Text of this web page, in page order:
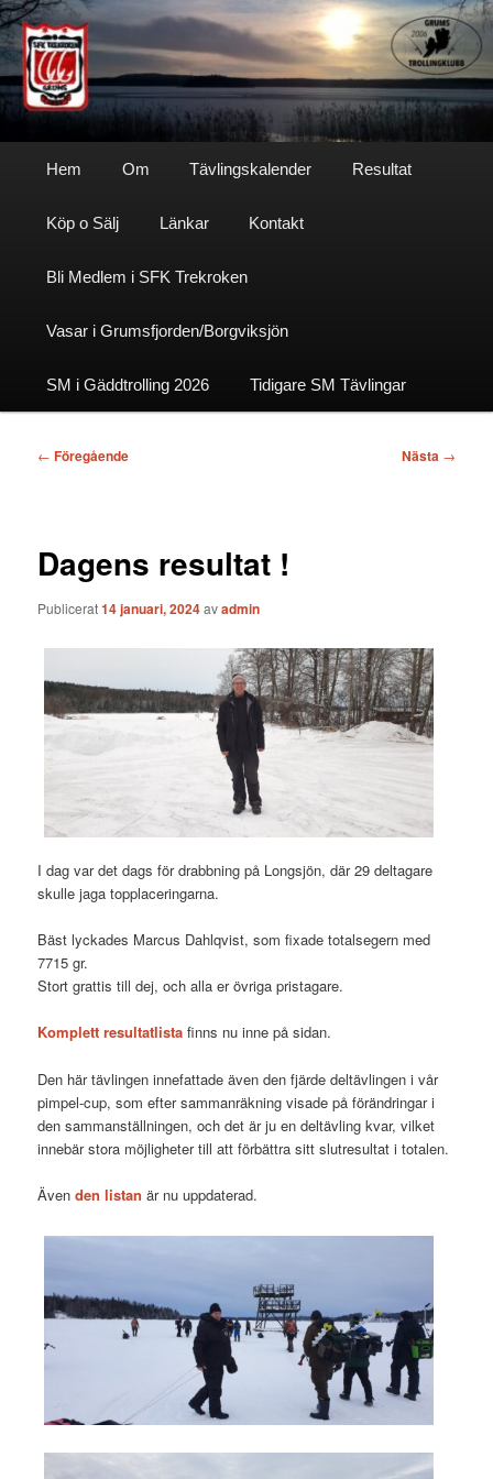
Hoppa
till
primärt
innehållSfktrekroken
Hem Om Tävlingskalender Resultat
Köp o Sälj Länkar Kontakt
Bli Medlem i SFK Trekroken
Vasar i Grumsfjorden/Borgviksjön
SM i Gäddtrolling 2026 Tidigare SM Tävlingar
Inläggsnavigering
← Föregående Nästa →
Dagens resultat !
Publicerat14 januari, 2024avadmin
I dag var det dags för drabbning på Longsjön, där 29 deltagare
skulle jaga topplaceringarna.
Bäst lyckades Marcus Dahlqvist, som fixade totalsegern med
7715 gr.
Stort grattis till dej, och alla er övriga pristagare.
Komplett resultatlista finns nu inne på sidan.
Den här tävlingen innefattade även den fjärde deltävlingen i vår
pimpel-cup, som efter sammanräkning visade på förändringar i
den sammanställningen, och det är ju en deltävling kvar, vilket
innebär stora möjligheter till att förbättra sitt slutresultat i totalen.
Ävenden listan är nu uppdaterad.